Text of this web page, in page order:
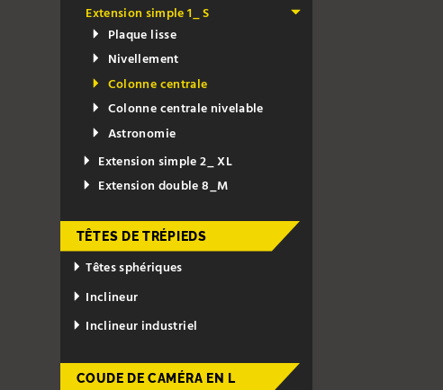
Extension simple 1_ S
Plaque lisse
Nivellement
Colonne centrale
Colonne centrale nivelable
Astronomie
Extension simple 2_ XL
Extension double 8_M
TÊTES DE TRÉPIEDS
Têtes sphériques
Inclineur
Inclineur industriel
COUDE DE CAMÉRA EN L